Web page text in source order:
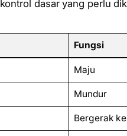
dasar yang perlu
Fungsi
Maju
Mundur
Bergerak